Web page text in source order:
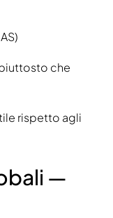
che
rispetto agli
—